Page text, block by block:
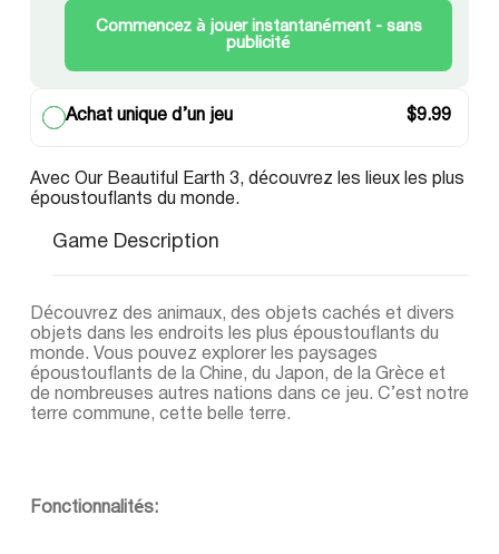
Commencez à jouer instantanément - sans
publicité
Achat unique d’un jeu $9.99
Avec Our Beautiful Earth 3, découvrez les lieux les plus
époustouflants du monde.
Game Description
Découvrez des animaux, des objets cachés et divers
objets dans les endroits les plus époustouflants du
monde. Vous pouvez explorer les paysages
époustouflants de la Chine, du Japon, de la Grèce et
de nombreuses autres nations dans ce jeu. C’est notre
terre commune, cette belle terre.
Fonctionnalités: